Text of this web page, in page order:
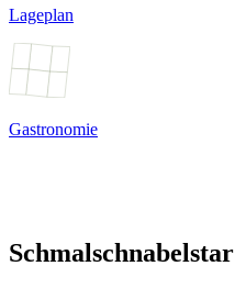
Lageplan
Gastronomie
Schmalschnabelstar